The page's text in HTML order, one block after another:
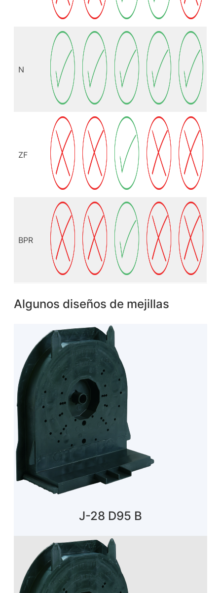
N
ZF
BPR
Algunos diseños de mejillas
J-28 D95 B